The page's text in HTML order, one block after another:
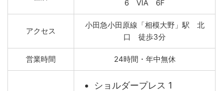
6 VIA 6F
アクセス
小田急小田原線「相模大野」駅 北
口 徒歩3分
営業時間 24時間・年中無休
ショルダープレス 1